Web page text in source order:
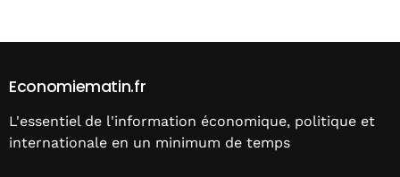
Economiematin.fr
L'essentiel de l'information économique, politique et
internationale en un minimum de temps